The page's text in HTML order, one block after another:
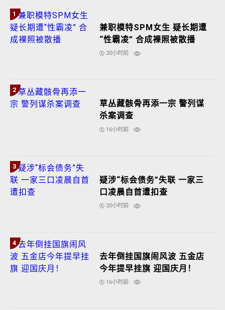
1
兼职模特SPM女生 疑长期遭
“性霸凌” 合成裸照被散播
20小时前
2
草丛藏骸骨再添一宗 警列谋
杀案调查
16小时前
3
疑涉“标会债务”失联 一家三
口凌晨自首遭扣查
20小时前
4
去年倒挂国旗闹风波 五金店
今年提早挂旗 迎国庆月！
16小时前